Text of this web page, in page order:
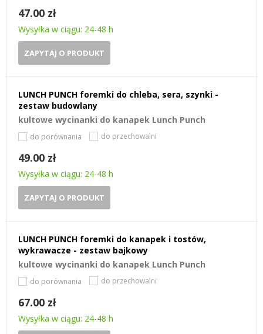
47.00 zł
Wysyłka w ciągu: 24-48 h
ZAPYTAJ O PRODUKT
LUNCH PUNCH foremki do chleba, sera, szynki -
zestaw budowlany
kultowe wycinanki do kanapek Lunch Punch
do porównania do przechowalni
49.00 zł
Wysyłka w ciągu: 24-48 h
ZAPYTAJ O PRODUKT
LUNCH PUNCH foremki do kanapek i tostów,
wykrawacze - zestaw bajkowy
kultowe wycinanki do kanapek Lunch Punch
do porównania do przechowalni
67.00 zł
Wysyłka w ciągu: 24-48 h